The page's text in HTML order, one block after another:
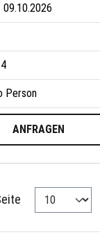
Person
ANFRAGEN